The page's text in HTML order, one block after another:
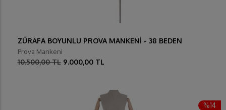
ZÜRAFA BOYUNLU PROVA MANKENİ - 38 BEDEN
Prova Mankeni
10.500,00 TL 9.000,00 TL
%14